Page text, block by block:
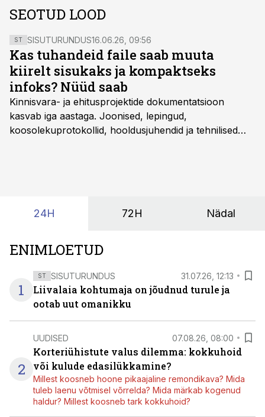
SEOTUD LOOD
ST SISUTURUNDUS16.06.26, 09:56
Kas tuhandeid faile saab muuta
kiirelt sisukaks ja kompaktseks
infoks? Nüüd saab
Kinnisvara- ja ehitusprojektide dokumentatsioon
kasvab iga aastaga. Joonised, lepingud,
koosolekuprotokollid, hooldusjuhendid ja tehnilised
24H 72H Nädal
ENIMLOETUD
1
ST SISUTURUNDUS 31.07.26, 12:13
Liivalaia kohtumaja on jõudnud turule ja
ootab uut omanikku
2
UUDISED 07.08.26, 08:00
Korteriühistute valus dilemma: kokkuhoid
või kulude edasilükkamine?
Millest koosneb hoone pikaajaline remondikava? Mida
tuleb laenu võtmisel võrrelda? Mida märkab kogenud
haldur? Millest koosneb tark kokkuhoid?